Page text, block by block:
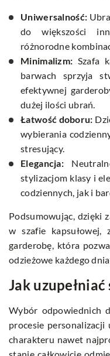
Uniwersalność:
do większości
różnorodne
Minimalizm: Szafa
barwach sprzyja
efektywnej
dużej ilości ubrań.
Łatwość doboru:
wybierania
stresujący.
Elegancja:
stylizacjom klasy i
codziennych, jak i
Podsumowując, dzięki
w szafie kapsułowej,
garderobę, która
odzieżowe każdego
Jak
Wybór odpowiednich
procesie
charakteru nawet